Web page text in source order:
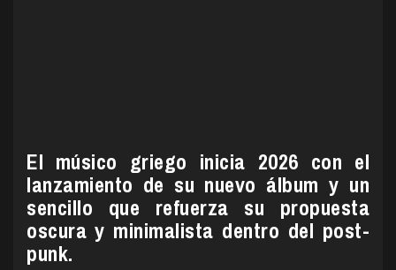
El músico griego inicia 2026 con el
lanzamiento de su nuevo álbum y un
sencillo que refuerza su propuesta
oscura y minimalista dentro del post-
punk.